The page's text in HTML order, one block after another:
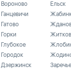
Вороново
Ганцевичи
Гатово
Горки
Глубокое
Городок
Дзержинск
Ельск
Заречье